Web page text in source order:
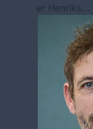
er Henriks…